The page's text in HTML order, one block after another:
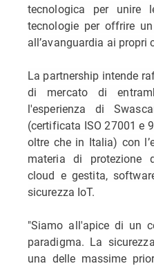
tecnologica per unire
tecnologie per offrire
all’avanguardia ai propri
La partnership intende
di mercato di
l'esperienza di
(certificata ISO 27001 e
oltre che in Italia) con
materia di protezione
cloud e gestita,
sicurezza IoT.
"Siamo all'apice di un
paradigma. La
una delle massime